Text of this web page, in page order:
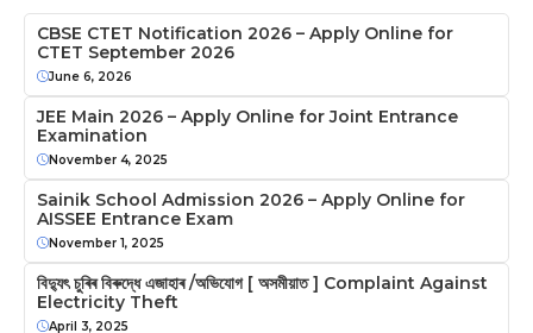
CBSE CTET Notification 2026 – Apply Online for
CTET September 2026
June 6, 2026
JEE Main 2026 – Apply Online for Joint Entrance
Examination
November 4, 2025
Sainik School Admission 2026 – Apply Online for
AISSEE Entrance Exam
November 1, 2025
বিদ্যুৎ চুৰিৰ বিৰুদ্ধে এজাহাৰ /অভিযোগ [ অসমীয়াত ] Complaint Against
Electricity Theft
April 3, 2025